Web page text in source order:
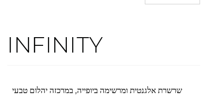
INFINITY
שרשרת אלגנטית ומרשימה ביופייה, במרכזה יהלום טבעי